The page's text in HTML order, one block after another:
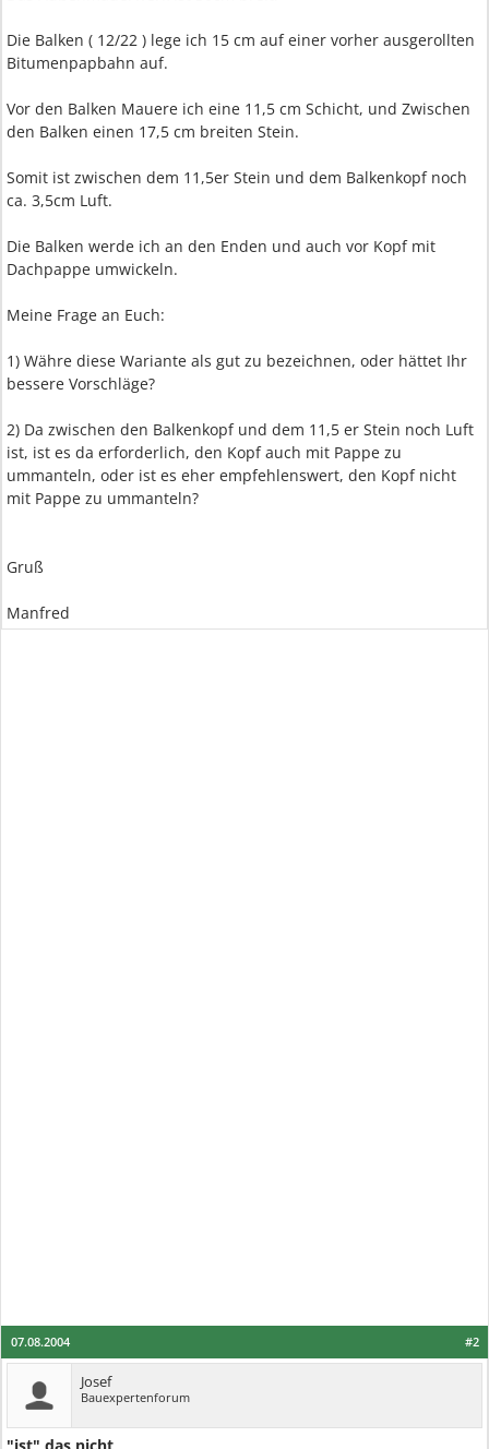
Die Balken ( 12/22 ) lege ich 15 cm auf einer vorher ausgerollten
Bitumenpapbahn auf.
Vor den Balken Mauere ich eine 11,5 cm Schicht, und Zwischen
den Balken einen 17,5 cm breiten Stein.
Somit ist zwischen dem 11,5er Stein und dem Balkenkopf noch
ca. 3,5cm Luft.
Die Balken werde ich an den Enden und auch vor Kopf mit
Dachpappe umwickeln.
Meine Frage an Euch:
1) Währe diese Wariante als gut zu bezeichnen, oder hättet Ihr
bessere Vorschläge?
2) Da zwischen den Balkenkopf und dem 11,5 er Stein noch Luft
ist, ist es da erforderlich, den Kopf auch mit Pappe zu
ummanteln, oder ist es eher empfehlenswert, den Kopf nicht
mit Pappe zu ummanteln?
Gruß
Manfred
#2
07.08.2004
Josef
Bauexpertenforum